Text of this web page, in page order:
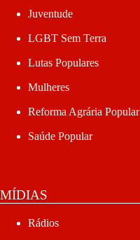
Juventude
LGBT Sem Terra
Lutas Populares
Mulheres
Reforma Agrária Popular
Saúde Popular
MÍDIAS
Rádios